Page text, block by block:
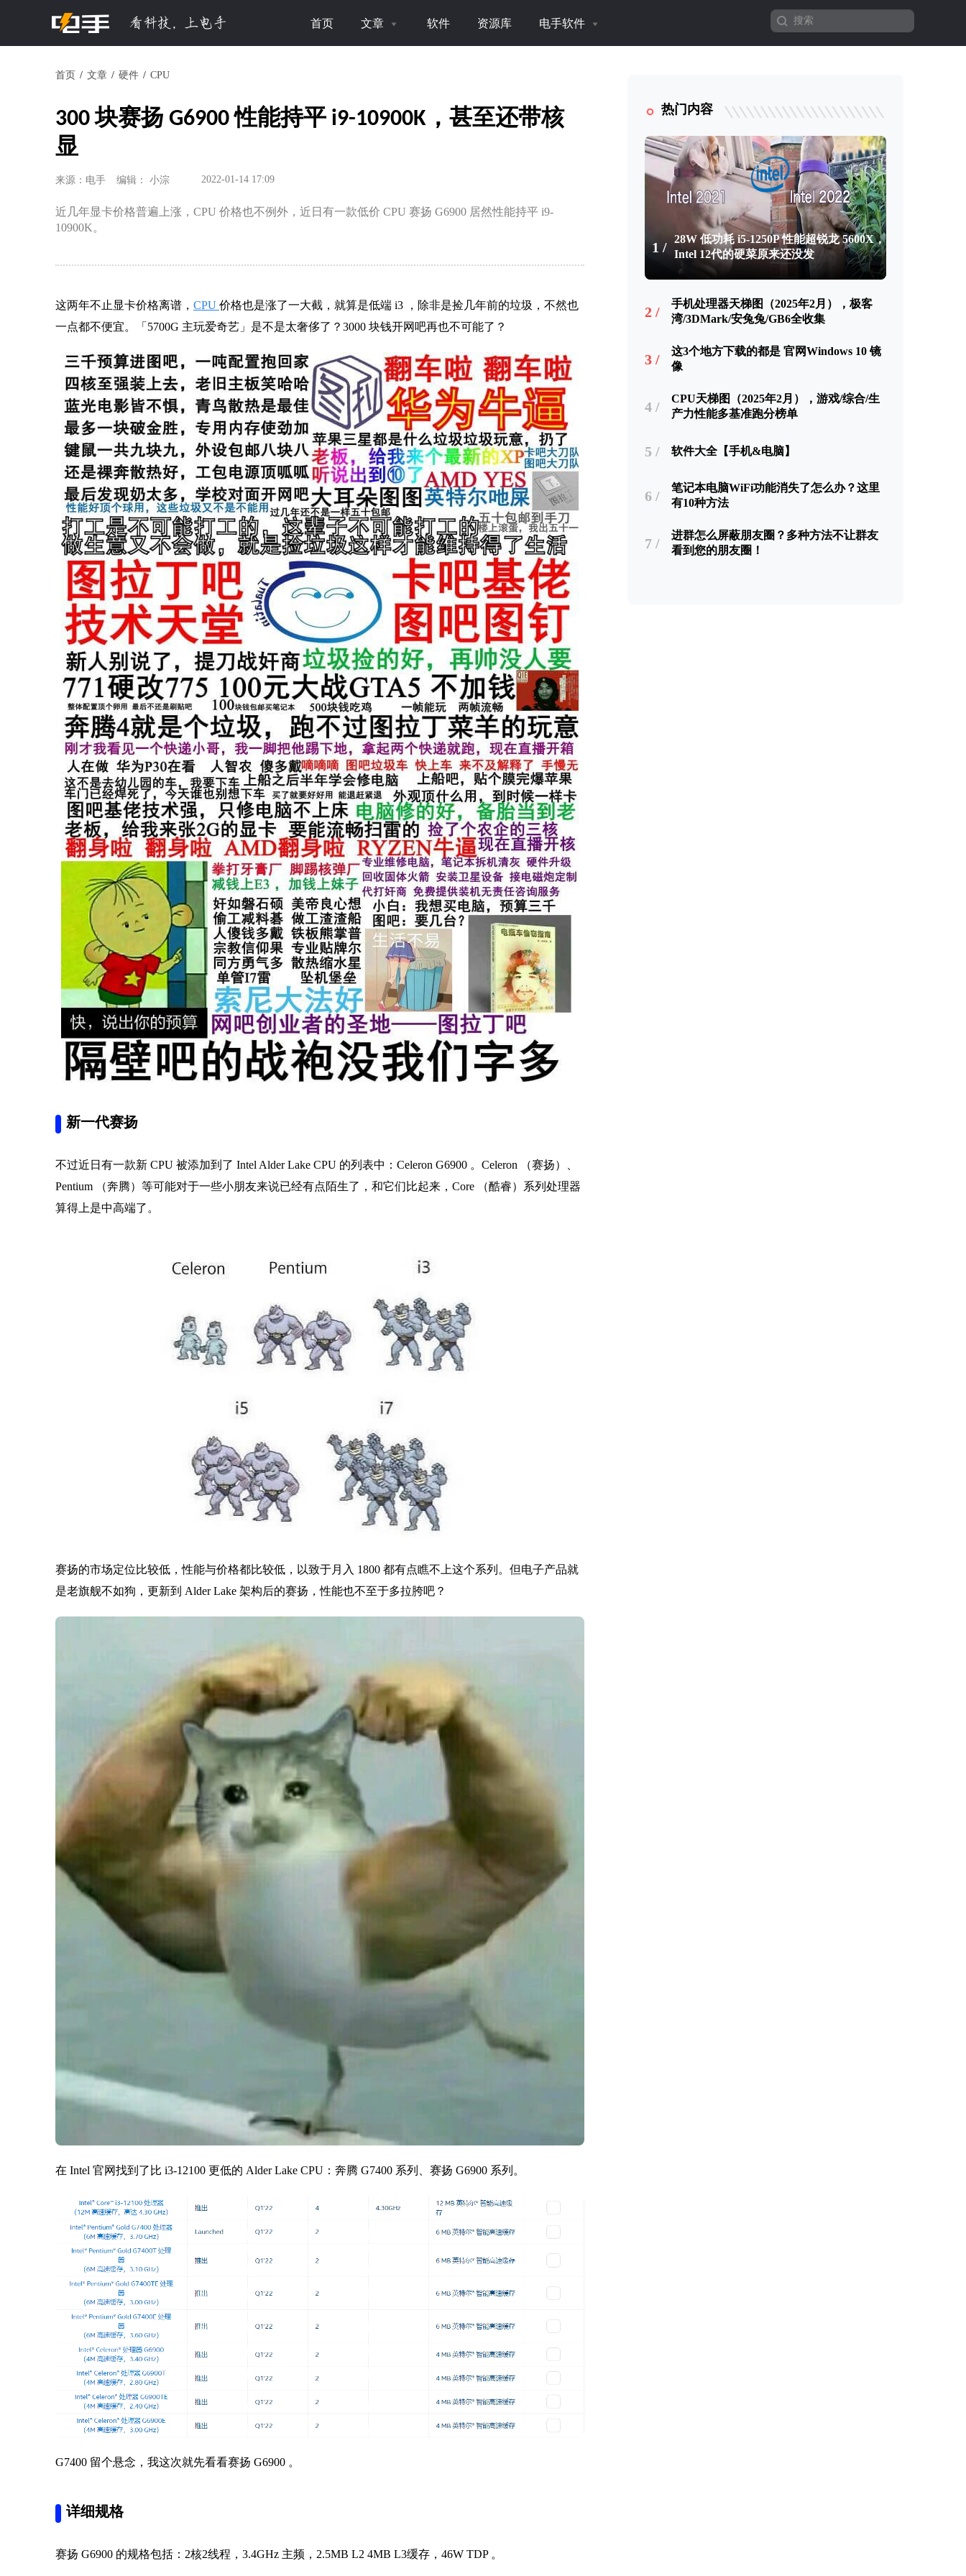
首页 文章 软件 资源库 电手软件
首页 文章 硬件 CPU
​300 块赛扬 G6900 性能持平 i9-10900K，甚至还带核
显
来源：电手 编辑： 小淙 2022-01-14 17:09
近几年显卡价格普遍上涨，CPU 价格也不例外，近日有一款低价 CPU 赛扬 G6900 居然性能持平 i9-
10900K。
这两年不止显卡价格离谱， CPU 价格也是涨了一大截，就算是低端 i3 ，除非是捡几年前的垃圾，不然也
一点都不便宜。「5700G 主玩爱奇艺」是不是太奢侈了？3000 块钱开网吧再也不可能了？
新一代赛扬
不过近日有一款新 CPU 被添加到了 Intel Alder Lake CPU 的列表中：Celeron G6900 。Celeron （赛扬）、
Pentium （奔腾）等可能对于一些小朋友来说已经有点陌生了，和它们比起来，Core （酷睿）系列处理器
算得上是中高端了。
赛扬的市场定位比较低，性能与价格都比较低，以致于月入 1800 都有点瞧不上这个系列。但电子产品就
是老旗舰不如狗，更新到 Alder Lake 架构后的赛扬，性能也不至于多拉胯吧？
在 Intel 官网找到了比 i3-12100 更低的 Alder Lake CPU：奔腾 G7400 系列、赛扬 G6900 系列。
G7400 留个悬念，我这次就先看看赛扬 G6900 。
详细规格
赛扬 G6900 的规格包括：2核2线程，3.4GHz 主频，2.5MB L2 4MB L3缓存，46W TDP 。
热门内容
1 /
28W 低功耗 i5-1250P 性能超锐龙 5600X，
Intel 12代的硬菜原来还没发
2 /
手机处理器天梯图（2025年2月），极客
湾/3DMark/安兔兔/GB6全收集
3 /
这3个地方下载的都是 官网Windows 10 镜
像
4 /
CPU天梯图（2025年2月），游戏/综合/生
产力性能多基准跑分榜单
5 / 软件大全【手机&电脑】
6 /
笔记本电脑WiFi功能消失了怎么办？这里
有10种方法
7 /
进群怎么屏蔽朋友圈？多种方法不让群友
看到您的朋友圈！